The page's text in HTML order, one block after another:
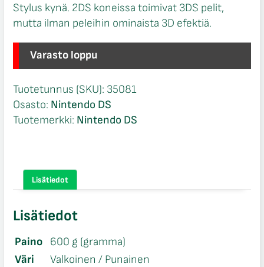
Stylus kynä. 2DS koneissa toimivat 3DS pelit,
mutta ilman peleihin ominaista 3D efektiä.
Varasto loppu
Tuotetunnus (SKU): 35081
Osasto: Nintendo DS
Tuotemerkki: Nintendo DS
Lisätiedot
Lisätiedot
Paino
600 g (gramma)
Väri
Valkoinen / Punainen